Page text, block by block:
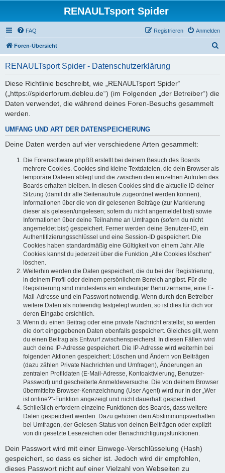
RENAULTsport Spider
FAQ Anmelden
Registrieren
Foren-Übersicht
RENAULTsport Spider - Datenschutzerklärung
Diese Richtlinie beschreibt, wie „RENAULTsport Spider“
(„https://spiderforum.debleu.de“) (im Folgenden „der Betreiber“) die
Daten verwendet, die während deines Foren-Besuchs gesammelt
werden.
UMFANG UND ART DER DATENSPEICHERUNG
Deine Daten werden auf vier verschiedene Arten gesammelt:
Die Forensoftware phpBB erstellt bei deinem Besuch des Boards
mehrere Cookies. Cookies sind kleine Textdateien, die dein Browser als
temporäre Dateien ablegt und die zwischen den einzelnen Aufrufen des
Boards erhalten bleiben. In diesen Cookies sind die aktuelle ID deiner
Sitzung (damit dir alle Seitenaufrufe zugeordnet werden können),
Informationen über die von dir gelesenen Beiträge (zur Markierung
dieser als gelesen/ungelesen; sofern du nicht angemeldet bist) sowie
Informationen über deine Teilnahme an Umfragen (sofern du nicht
angemeldet bist) gespeichert. Ferner werden deine Benutzer-ID, ein
Authentifizierungsschlüssel und eine Session-ID gespeichert. Die
Cookies haben standardmäßig eine Gültigkeit von einem Jahr. Alle
Cookies kannst du jederzeit über die Funktion „Alle Cookies löschen“
löschen.
Weiterhin werden die Daten gespeichert, die du bei der Registrierung,
in deinem Profil oder deinem persönlichem Bereich angibst. Für die
Registrierung sind mindestens ein eindeutiger Benutzername, eine E-
Mail-Adresse und ein Passwort notwendig. Wenn durch den Betreiber
weitere Daten als notwendig festgelegt wurden, so ist dies für dich vor
deren Eingabe ersichtlich.
Wenn du einen Beitrag oder eine private Nachricht erstellst, so werden
die dort eingegebenen Daten ebenfalls gespeichert. Gleiches gilt, wenn
du einen Beitrag als Entwurf zwischenspeicherst. In diesen Fällen wird
auch deine IP-Adresse gespeichert. Die IP-Adresse wird weiterhin bei
folgenden Aktionen gespeichert: Löschen und Ändern von Beiträgen
(dazu zählen Private Nachrichten und Umfragen), Änderungen an
zentralen Profildaten (E-Mail-Adresse, Kontoaktivierung, Benutzer-
Passwort) und gescheiterte Anmeldeversuche. Die von deinem Browser
übermittelte Browser-Kennzeichnung (User Agent) wird nur in der „Wer
ist online?“-Funktion angezeigt und nicht dauerhaft gespeichert.
Schließlich erfordern einzelne Funktionen des Boards, dass weitere
Daten gespeichert werden. Dazu gehören dein Abstimmungsverhalten
bei Umfragen, der Gelesen-Status von deinen Beiträgen oder explizit
von dir gesetzte Lesezeichen oder Benachrichtigungsfunktionen.
Dein Passwort wird mit einer Einwege-Verschlüsselung (Hash)
gespeichert, so dass es sicher ist. Jedoch wird dir empfohlen,
dieses Passwort nicht auf einer Vielzahl von Webseiten zu